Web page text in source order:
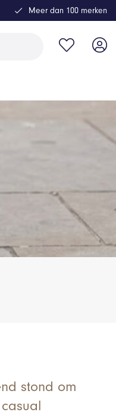
Meer dan 100 merken
stond om